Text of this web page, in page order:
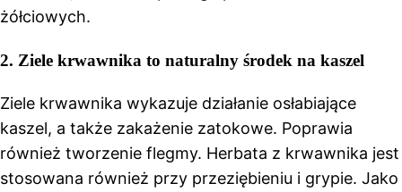
żółciowych.
2. Ziele krwawnika to naturalny środek na kaszel
Ziele krwawnika wykazuje działanie osłabiające
kaszel, a także zakażenie zatokowe. Poprawia
również tworzenie flegmy. Herbata z krwawnika jest
stosowana również przy przeziębieniu i grypie. Jako